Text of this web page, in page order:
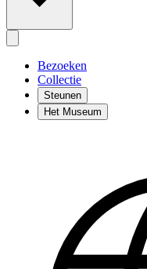
Bezoeken
Collectie
Steunen
Het Museum